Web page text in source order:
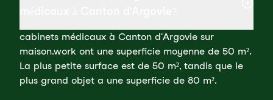
cabinets médicaux à Canton d'Argovie sur
maison.work ont une superficie moyenne de 50 m².
La plus petite surface est de 50 m², tandis que le
plus grand objet a une superficie de 80 m².